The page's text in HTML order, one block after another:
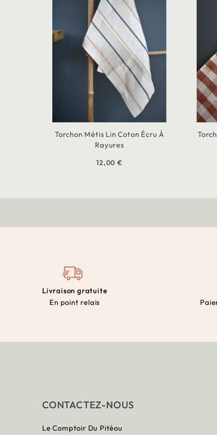
Torchon Métis Lin Coton Écru À
Rayures
12,00 €
Livraison gratuite
En point relais
CONTACTEZ-NOUS
Le Comptoir Du Pitéou